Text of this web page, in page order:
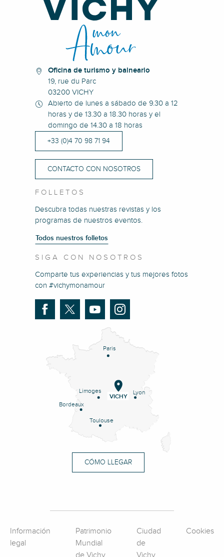
Oficina de turismo y balneario
19, rue du Parc
03200 VICHY
Abierto de lunes a sábado de 9.30 a 12
horas y de 13.30 a 18.30 horas y el
domingo de 14.30 a 18 horas
+33 (0)4 70 98 71 94
CONTACTO CON NOSOTROS
FOLLETOS
Descubra todas nuestras revistas y los
programas de nuestros eventos.
Todos nuestros folletos
SIGA CON NOSOTROS
Comparte tus experiencias y tus mejores fotos
con #vichymonamour
Paris
Lyon
Limoges
Bordeaux
Toulouse
VICHY
CÓMO LLEGAR
Información
legal
Patrimonio
Mundial
Ciudad
de
Cookies